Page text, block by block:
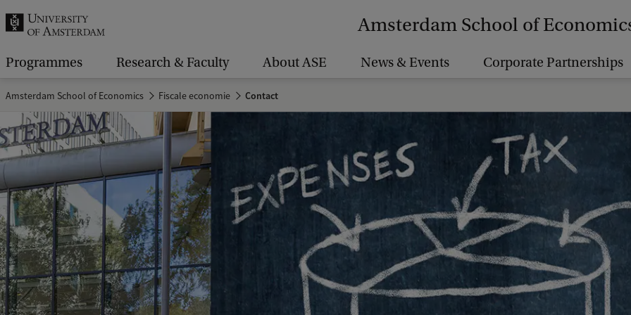
Amsterdam School of
.
.
.
Programmes Research & Faculty About ASE News & Events Corporate Partnerships
Amsterdam School of Economics Fiscale economie Contact